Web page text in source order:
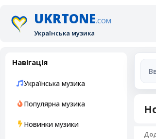
UKRTONE.COM
Українська музика
Навігація
Українська музика
Популярна музика
Новинки музики